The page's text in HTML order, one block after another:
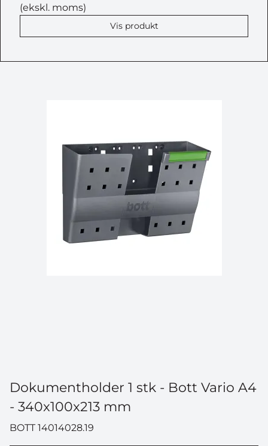
(ekskl. moms)
Vis produkt
Dokumentholder 1 stk - Bott Vario A4
- 340x100x213 mm
BOTT 14014028.19